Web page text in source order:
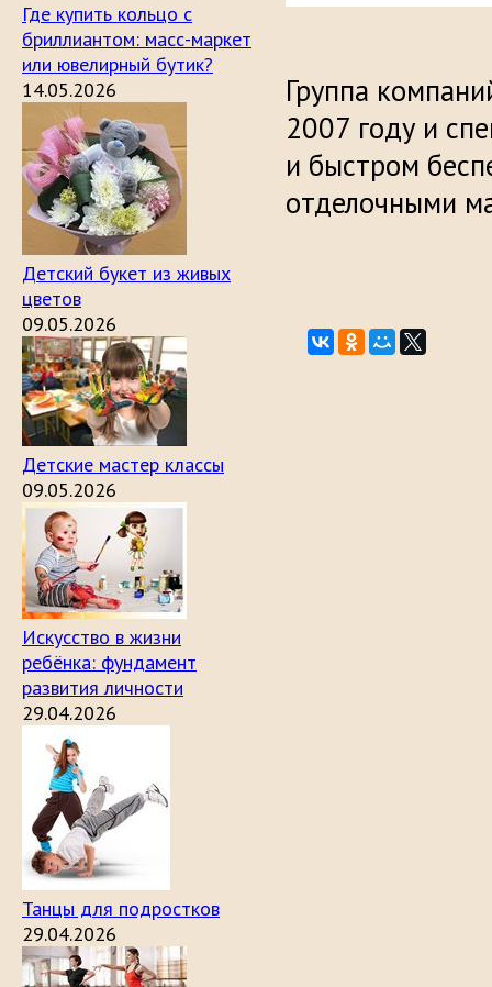
Где купить кольцо с
бриллиантом: масс-маркет
или ювелирный бутик?
14.05.2026
Детский букет из живых
цветов
09.05.2026
Детские мастер классы
09.05.2026
Искусство в жизни
ребёнка: фундамент
развития личности
29.04.2026
Танцы для подростков
29.04.2026
Группа
2007 году и
и быстром
отделочными